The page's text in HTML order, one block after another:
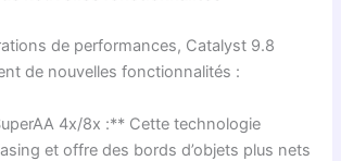
de performances, Catalyst 9.8
de nouvelles fonctionnalités :
4x/8x :** Cette technologie
et offre des bords d’objets plus nets